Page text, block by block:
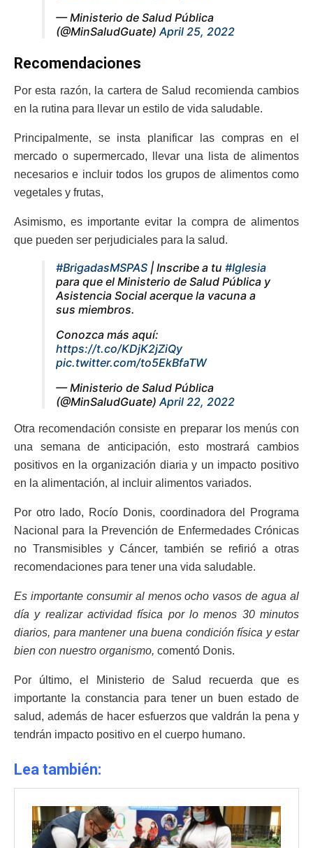
— Ministerio de Salud Pública
(@MinSaludGuate) April 25, 2022
Recomendaciones
Por esta razón, la cartera de Salud recomienda cambios
en la rutina para llevar un estilo de vida saludable.
Principalmente, se insta planificar las compras en el
mercado o supermercado, llevar una lista de alimentos
necesarios e incluir todos los grupos de alimentos como
vegetales y frutas,
Asimismo, es importante evitar la compra de alimentos
que pueden ser perjudiciales para la salud.
#BrigadasMSPAS | Inscribe a tu #Iglesia
para que el Ministerio de Salud Pública y
Asistencia Social acerque la vacuna a
sus miembros.
Conozca más aquí:
https://t.co/KDjK2jZiQy
pic.twitter.com/to5EkBfaTW
— Ministerio de Salud Pública
(@MinSaludGuate)April 22, 2022
Otra recomendación consiste en preparar los menús con
una semana de anticipación, esto mostrará cambios
positivos en la organización diaria y un impacto positivo
en la alimentación, al incluir alimentos variados.
Por otro lado, Rocío Donis, coordinadora del Programa
Nacional para la Prevención de Enfermedades Crónicas
no Transmisibles y Cáncer, también se refirió a otras
recomendaciones para tener una vida saludable.
Es importante consumir al menos ocho vasos de agua al
día y realizar actividad física por lo menos 30 minutos
diarios, para mantener una buena condición física y estar
bien con nuestro organismo, comentó Donis.
Por último, el Ministerio de Salud recuerda que es
importante la constancia para tener un buen estado de
salud, además de hacer esfuerzos que valdrán la pena y
tendrán impacto positivo en el cuerpo humano.
Lea también: